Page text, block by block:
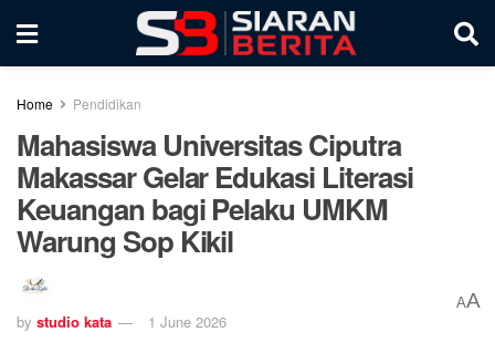
Home Pendidikan
Mahasiswa Universitas Ciputra
Makassar Gelar Edukasi Literasi
Keuangan bagi Pelaku UMKM
Warung Sop Kikil
by studio kata 1 June 2026
AA